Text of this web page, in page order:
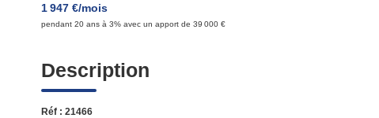
1 947 €/mois
pendant 20 ans à 3% avec un apport de 39 000 €
Description
Réf : 21466